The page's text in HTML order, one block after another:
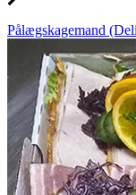
Pålægskagemand